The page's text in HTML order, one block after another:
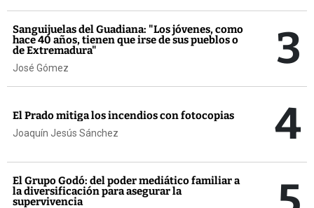
Sanguijuelas del Guadiana: "Los jóvenes, como
hace 40 años, tienen que irse de sus pueblos o
de Extremadura"
José Gómez 3
El Prado mitiga los incendios con fotocopias
Joaquín Jesús Sánchez 4
El Grupo Godó: del poder mediático familiar a
la diversificación para asegurar la
supervivencia